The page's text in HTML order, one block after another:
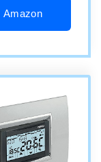
Amazon